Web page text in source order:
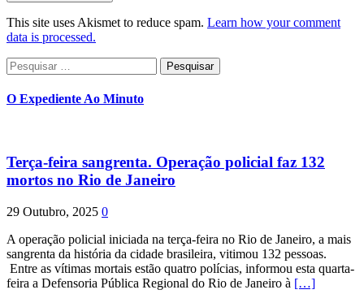
This site uses Akismet to reduce spam. Learn how your comment
data is processed.
Pesquisar
por:
O Expediente Ao Minuto
Terça-feira sangrenta. Operação policial faz 132
mortos no Rio de Janeiro
29 Outubro, 2025 0
A operação policial iniciada na terça-feira no Rio de Janeiro, a mais
sangrenta da história da cidade brasileira, vitimou 132 pessoas.
Entre as vítimas mortais estão quatro polícias, informou esta quarta-
feira a Defensoria Pública Regional do Rio de Janeiro à […]